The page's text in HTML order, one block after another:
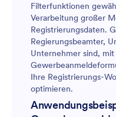
Filterfunktionen
Verarbeitung großer
Registrierungsdaten.
Regierungsbeamter,
Unternehmer sind, mit
Ihre Registrierungs-
optimieren.